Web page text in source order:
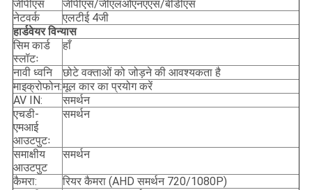
जीपीएस
जीपीएस/जीएलओएनएएस/बीडीएस
नेटवर्क
एलटीई 4जी
हार्डवेयर विन्यास
सिम कार्ड
स्लॉटः
हाँ
नावी ध्वनि
छोटे वक्ताओं को जोड़ने की आवश्यकता है
माइक्रोफोन:मूल कार का प्रयोग करें
AV IN:
समर्थन
एचडी-
एमआई
आउटपुटः
समर्थन
समाक्षीय
आउटपुट
समर्थन
कैमरा:
रियर कैमरा (AHD समर्थन 720/1080P)